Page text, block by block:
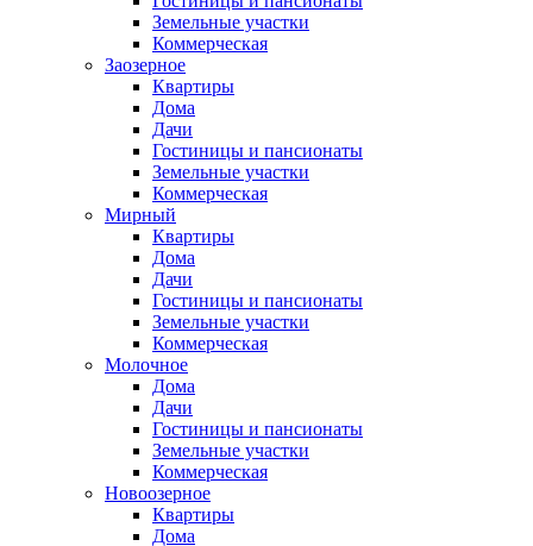
Земельные участки
Коммерческая
Заозерное
Квартиры
Дома
Дачи
Гостиницы и пансионаты
Земельные участки
Коммерческая
Мирный
Квартиры
Дома
Дачи
Гостиницы и пансионаты
Земельные участки
Коммерческая
Молочное
Дома
Дачи
Гостиницы и пансионаты
Земельные участки
Коммерческая
Новоозерное
Квартиры
Дома